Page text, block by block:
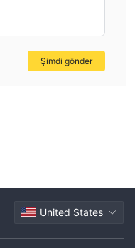
Şimdi gönder
United States